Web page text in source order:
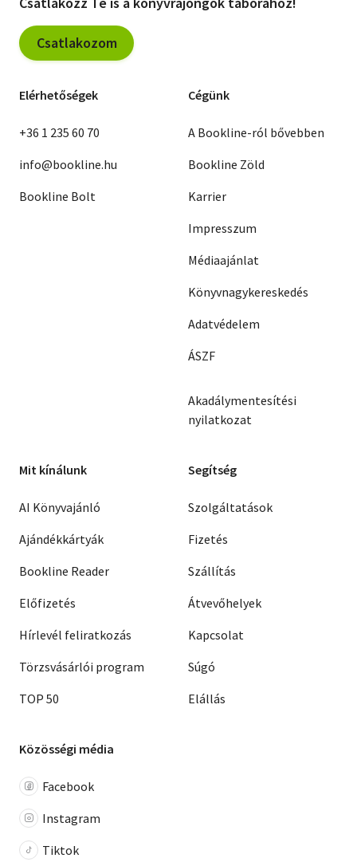
Csatlakozom
Elérhetőségek
+36 1 235 60 70
info@bookline.hu
Bookline Bolt
Cégünk
A Bookline-ról bővebben
Bookline Zöld
Karrier
Impresszum
Médiaajánlat
Könyvnagykereskedés
Adatvédelem
ÁSZF
Akadálymentesítési
nyilatkozat
Mit kínálunk
AI Könyvajánló
Ajándékkártyák
Bookline Reader
Előfizetés
Hírlevél feliratkozás
Törzsvásárlói program
TOP 50
Segítség
Szolgáltatások
Fizetés
Szállítás
Átvevőhelyek
Kapcsolat
Súgó
Elállás
Közösségi média
Facebook
Instagram
Tiktok